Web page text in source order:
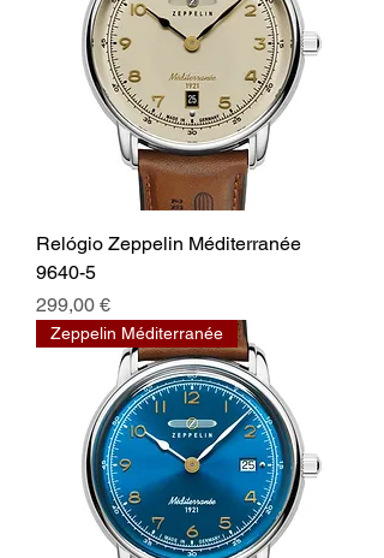
Relógio Zeppelin Méditerranée
9640-5
Preço
299,00 €
Zeppelin Méditerranée